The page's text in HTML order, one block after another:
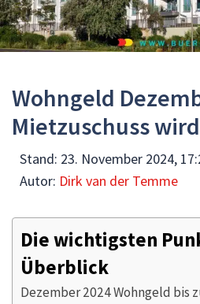
Wohngeld
Mietzuschuss
Stand: 23. November 2024,
Autor: Dirk van der Temme
Die wichtigsten
Überblick
Dezember 2024 Wohngeld bis